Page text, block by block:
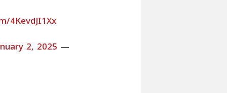
4KevdJI1Xx
— Screen Rant (@screenrant)
2, 2025